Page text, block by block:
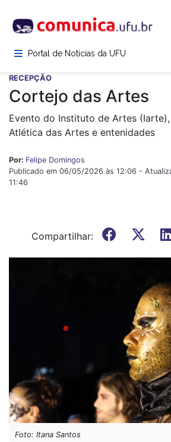
para
conteúdoPortal de Notícias da UFU
RECEPÇÃO
Cortejo das Artes
Evento do Instituto de Artes
Atlética das Artes e entenidades
Por: Felipe Domingos
Publicado em 06/05/2026 às 12:06 -
11:46
Compartilhar:
Foto: Itana Santos